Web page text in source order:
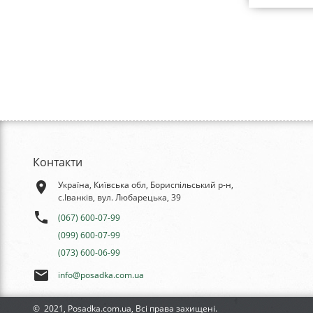
Контакти
place
Україна, Київська обл, Бориспільський р-н,
с.Іванків, вул. Любарецька, 39
phone
(067) 600-07-99
(099) 600-07-99
(073) 600-06-99
email info@posadka.com.ua
© 2021, Posadka.com.ua, Всі права захищені.